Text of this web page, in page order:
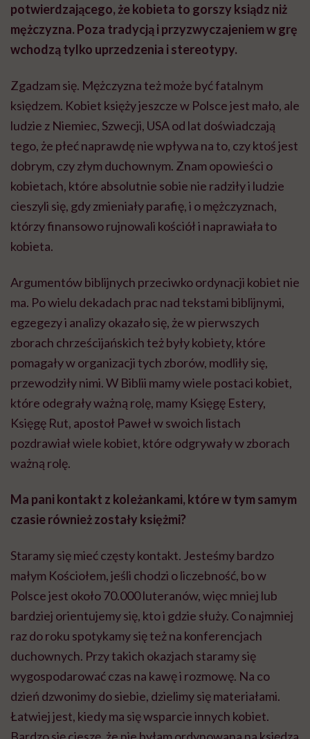
potwierdzającego, że kobieta to gorszy ksiądz niż
mężczyzna. Poza tradycją i przyzwyczajeniem w grę
wchodzą tylko uprzedzenia i stereotypy.
Zgadzam się. Mężczyzna też może być fatalnym
księdzem. Kobiet księży jeszcze w Polsce jest mało, ale
ludzie z Niemiec, Szwecji, USA od lat doświadczają
tego, że płeć naprawdę nie wpływa na to, czy ktoś jest
dobrym, czy złym duchownym. Znam opowieści o
kobietach, które absolutnie sobie nie radziły i ludzie
cieszyli się, gdy zmieniały parafię, i o mężczyznach,
którzy finansowo rujnowali kościół i naprawiała to
kobieta.
Argumentów biblijnych przeciwko ordynacji kobiet nie
ma. Po wielu dekadach prac nad tekstami biblijnymi,
egzegezy i analizy okazało się, że w pierwszych
zborach chrześcijańskich też były kobiety, które
pomagały w organizacji tych zborów, modliły się,
przewodziły nimi. W Biblii mamy wiele postaci kobiet,
które odegrały ważną rolę, mamy Księgę Estery,
Księgę Rut, apostoł Paweł w swoich listach
pozdrawiał wiele kobiet, które odgrywały w zborach
ważną rolę.
Ma pani kontakt z koleżankami, które w tym samym
czasie również zostały księżmi?
Staramy się mieć częsty kontakt. Jesteśmy bardzo
małym Kościołem, jeśli chodzi o liczebność, bo w
Polsce jest około 70.000 luteranów, więc mniej lub
bardziej orientujemy się, kto i gdzie służy. Co najmniej
raz do roku spotykamy się też na konferencjach
duchownych. Przy takich okazjach staramy się
wygospodarować czas na kawę i rozmowę. Na co
dzień dzwonimy do siebie, dzielimy się materiałami.
Łatwiej jest, kiedy ma się wsparcie innych kobiet.